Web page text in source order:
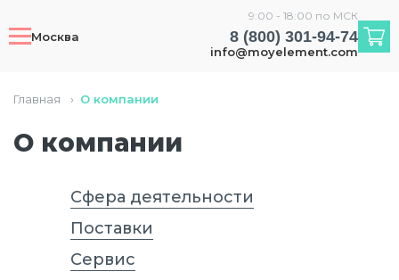
Москва
9:00 - 18:00 по МСК
8 (800) 301-94-74
info@moyelement.com
Главная › О компании
О компании
Сфера деятельности
Поставки
Сервис